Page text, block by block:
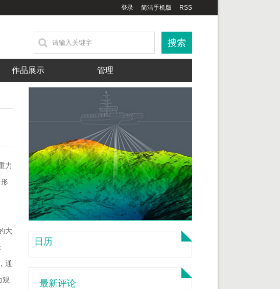
登录 简洁手机版 RSS
作品展示 管理
力
大
通
观
日历
最新评论